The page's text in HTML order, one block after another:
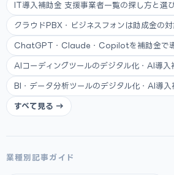
IT導入補助金 支援事業者一覧の探し方と選
クラウドPBX・ビジネスフォンは助成金の対
ChatGPT・Claude・Copilotを補助金で
AIコーディングツールのデジタル化・AI導入
BI・データ分析ツールのデジタル化・AI導入
すべて見る →
業種別記事ガイド